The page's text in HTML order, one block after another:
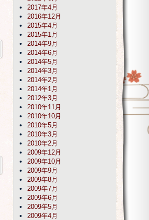
2017年4月
2016年12月
2015年4月
2015年1月
2014年9月
2014年6月
2014年5月
2014年3月
2014年2月
2014年1月
2012年3月
2010年11月
2010年10月
2010年5月
2010年3月
2010年2月
2009年12月
2009年10月
2009年9月
2009年8月
2009年7月
2009年6月
2009年5月
2009年4月